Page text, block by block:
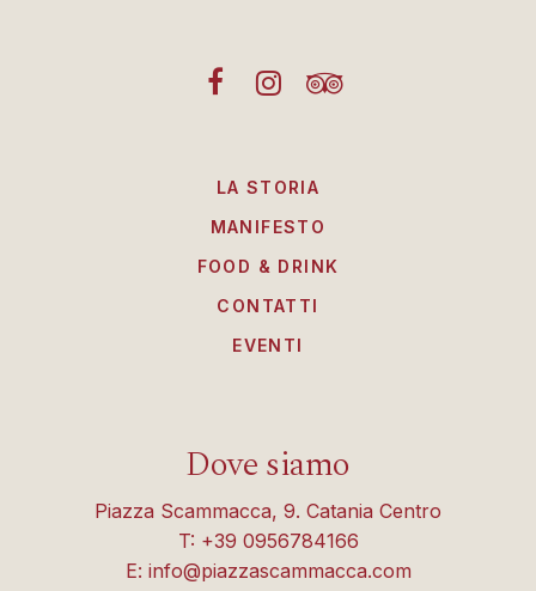
LA STORIA
MANIFESTO
FOOD & DRINK
CONTATTI
EVENTI
Dove siamo
Piazza Scammacca, 9. Catania Centro
T: +39 0956784166
E: info@piazzascammacca.com